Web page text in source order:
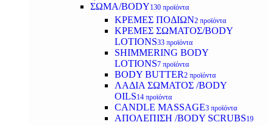
ΣΩΜΑ/BODY130 προϊόντα
ΚΡΕΜΕΣ ΠΟΔΙΩΝ2 προϊόντα
ΚΡΕΜΕΣ ΣΩΜΑΤΟΣ/BODY
LOTIONS33 προϊόντα
SHIMMERING BODY
LOTIONS7 προϊόντα
BODY BUTTER2 προϊόντα
ΛΑΔΙΑ ΣΩΜΑΤΟΣ /BODY
OILS14 προϊόντα
CANDLE MASSAGE3 προϊόντα
ΑΠΟΛΕΠΙΣΗ /BODY SCRUBS19